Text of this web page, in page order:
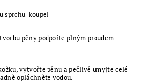
sprchu-koupel
pěny podpořte plným proudem
vytvořte pěnu a pečlivě umyjte celé
opláchněte vodou.